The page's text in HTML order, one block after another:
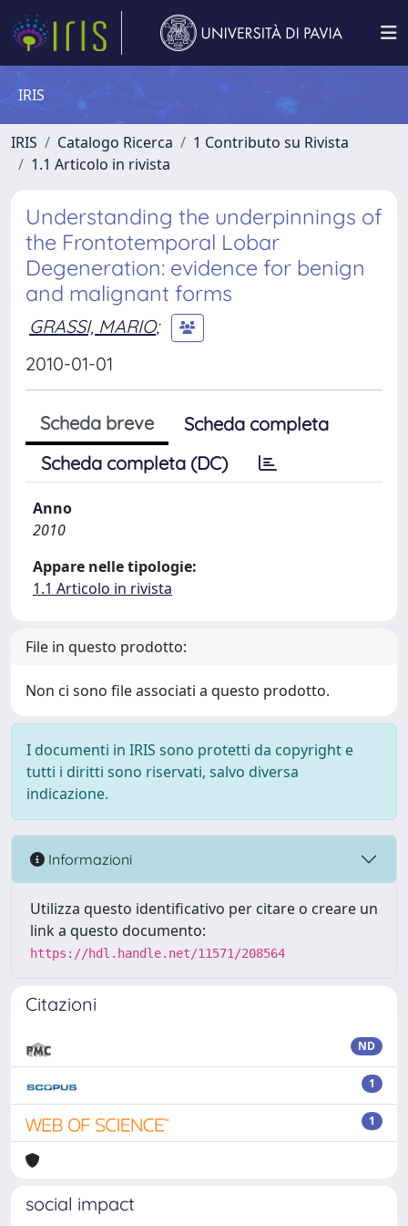
IRIS
IRIS Catalogo Ricerca
1 Contributo su Rivista
1.1 Articolo in rivista
Understanding the underpinnings of
the Frontotemporal Lobar
Degeneration: evidence for benign
and malignant forms
GRASSI, MARIO;
2010-01-01
Scheda breve
Scheda completa
Scheda completa (DC)
Anno
2010
Appare nelle tipologie:
1.1 Articolo in rivista
File in questo prodotto:
Non ci sono file associati a questo prodotto.
I documenti in IRIS sono protetti da copyright e
tutti i diritti sono riservati, salvo diversa
indicazione.
Informazioni
Utilizza questo identificativo per citare o creare un
link a questo documento:
https://hdl.handle.net/11571/208564
Citazioni
ND
1
1
social impact